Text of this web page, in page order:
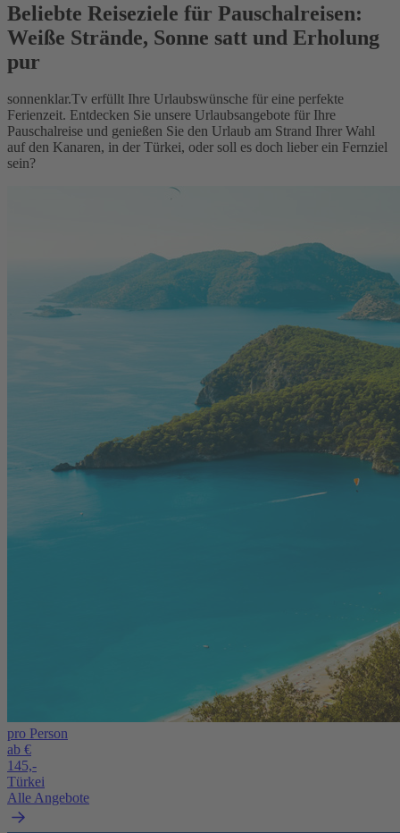
Beliebte Reiseziele für Pauschalreisen:
Weiße Strände, Sonne satt und Erholung
pur
sonnenklar.Tv erfüllt Ihre Urlaubswünsche für eine perfekte
Ferienzeit. Entdecken Sie unsere Urlaubsangebote für Ihre
Pauschalreise und genießen Sie den Urlaub am Strand Ihrer Wahl
auf den Kanaren, in der Türkei, oder soll es doch lieber ein Fernziel
sein?
pro Person
ab €
145,-
Türkei
Alle Angebote